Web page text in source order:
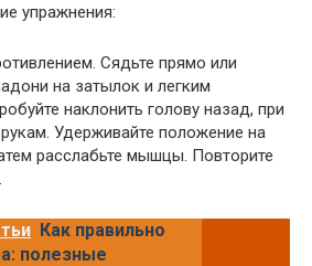
упражнения:
Сядьте прямо или
на затылок и легким
наклонить голову назад, при
Удерживайте положение на
расслабьте мышцы. Повторите
Как правильно
полезные